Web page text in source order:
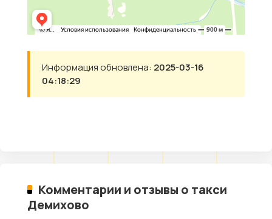
Информация обновлена: 2025-03-16
04:18:29
Комментарии и отзывы о такси
Демихово